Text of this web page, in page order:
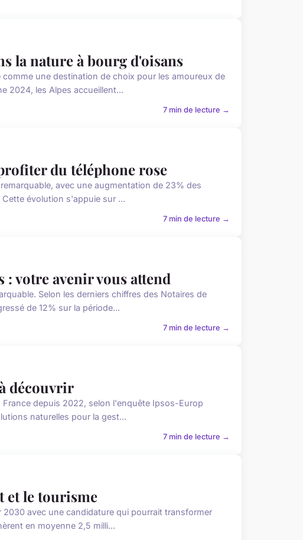
la nature à bourg d'oisans
une destination de choix pour les amoureux de
2024, les Alpes accueillent...
7 min de lecture →
du téléphone rose
avec une augmentation de 23% des
évolution s'appuie sur ...
7 min de lecture →
votre avenir vous attend
Selon les derniers chiffres des Notaires de
de 12% sur la période...
7 min de lecture →
découvrir
depuis 2022, selon l'enquête Ipsos-Europ
naturelles pour la gest...
7 min de lecture →
et le tourisme
avec une candidature qui pourrait transformer
en moyenne 2,5 milli...